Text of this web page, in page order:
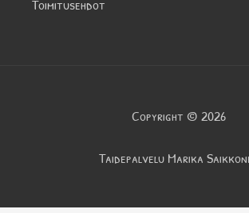
Toimitusehdot
Copyright © 2026
Taidepalvelu Marika